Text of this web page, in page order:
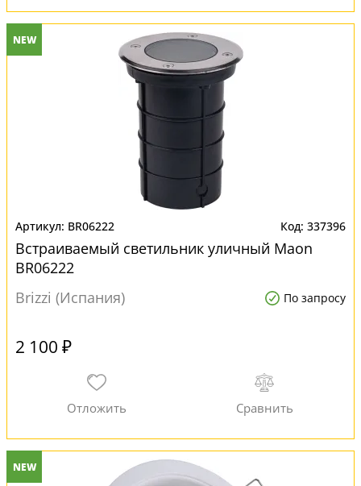
NEW
BR06222 337396
Встраиваемый светильник уличный Maon
BR06222
Brizzi (Испания)
По запросу
2 100 ₽
NEW